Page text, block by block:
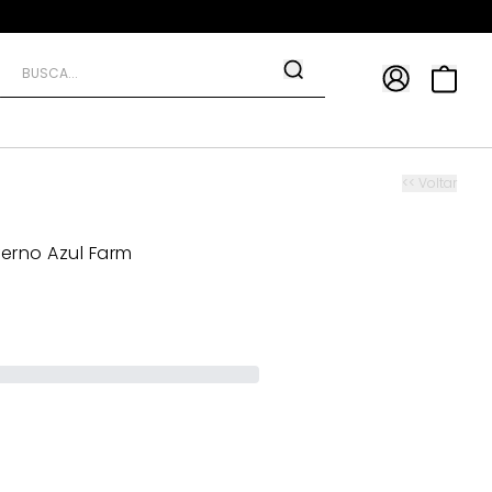
<< Voltar
Azul Farm